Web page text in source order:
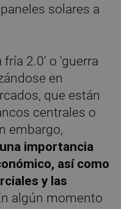
solares a
fría 2.0' o 'guerra
en
que están
centrales o
embargo,
importancia
así como
y las
algún momento